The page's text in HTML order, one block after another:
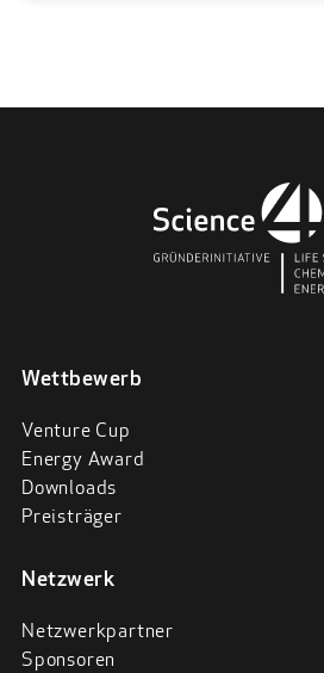
Wettbewerb
Venture Cup
Energy Award
Downloads
Preisträger
Netzwerk
Netzwerkpartner
Sponsoren